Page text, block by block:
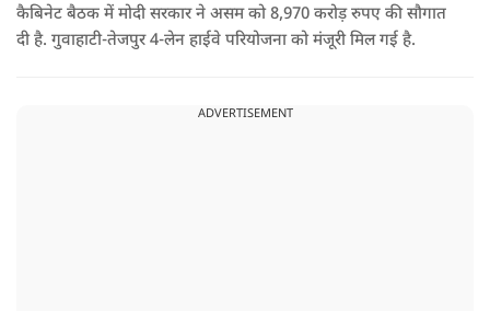
कैबिनेट बैठक में मोदी सरकार ने असम को 8,970 करोड़ रुपए की सौगात
दी है. गुवाहाटी-तेजपुर 4-लेन हाईवे परियोजना को मंजूरी मिल गई है.
ADVERTISEMENT